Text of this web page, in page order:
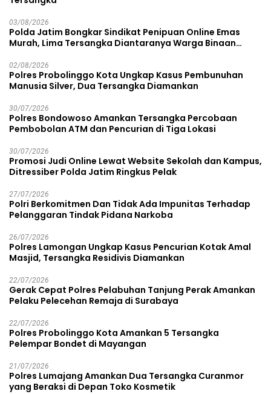
03/08/2026
Polda Jatim Bongkar Sindikat Penipuan Online Emas
Murah, Lima Tersangka Diantaranya Warga Binaan
02/08/2026
Polres Probolinggo Kota Ungkap Kasus Pembunuhan
Manusia Silver, Dua Tersangka Diamankan
30/07/2026
Polres Bondowoso Amankan Tersangka Percobaan
Pembobolan ATM dan Pencurian di Tiga Lokasi
30/07/2026
Promosi Judi Online Lewat Website Sekolah dan Kampus,
Ditressiber Polda Jatim Ringkus Pelak
27/07/2026
Polri Berkomitmen Dan Tidak Ada Impunitas Terhadap
Pelanggaran Tindak Pidana Narkoba
26/07/2026
Polres Lamongan Ungkap Kasus Pencurian Kotak Amal
Masjid, Tersangka Residivis Diamankan
22/07/2026
Gerak Cepat Polres Pelabuhan Tanjung Perak Amankan
Pelaku Pelecehan Remaja di Surabaya
22/07/2026
Polres Probolinggo Kota Amankan 5 Tersangka
Pelempar Bondet di Mayangan
21/07/2026
Polres Lumajang Amankan Dua Tersangka Curanmor
yang Beraksi di Depan Toko Kosmetik